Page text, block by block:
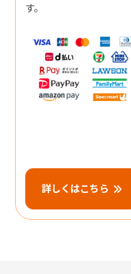
す。
詳しくはこちら